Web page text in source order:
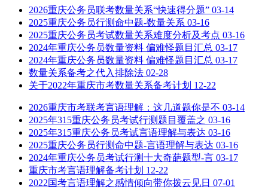
2026重庆公务员联考数量关系“快速得分题” 03-14
2025重庆公务员行测命中题-数量关系 03-16
2025重庆公务员考试数量关系难度分析及考点 03-16
2024年重庆公务员数量资料 偏难怪题目汇总 03-17
2024年重庆公务员数量资料 偏难怪题目汇总 03-17
数量关系备考之代入排除法 02-28
关于2022年重庆市考数量关系备考计划 12-22
2026重庆市考联考言语理解：这几道题你是不 03-14
2025年315重庆公务员考试行测题目覆盖之 03-16
2025年315重庆公务员考试言语理解与表达 03-16
2025重庆公务员行测命中题-言语理解与表达 03-16
2024年重庆公务员考试行测十大奇葩题型-言 03-17
重庆市考言语理解备考计划 12-22
2022国考言语理解之感情倾向带你拨云见日 07-01